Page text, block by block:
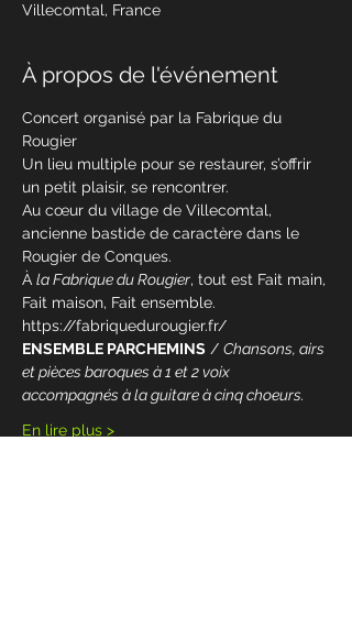
Villecomtal, France
À propos de l'événement
Concert organisé par la Fabrique du
Rougier
Un lieu multiple pour se restaurer, s’offrir
un petit plaisir, se rencontrer.
Au cœur du village de Villecomtal,
ancienne bastide de caractère dans le
Rougier de Conques.
À la Fabrique du Rougier, tout est Fait main,
Fait maison, Fait ensemble.
https://fabriquedurougier.fr/
ENSEMBLE PARCHEMINS / Chansons, airs
et pièces baroques à 1 et 2 voix
accompagnés à la guitare à cinq choeurs.
En lire plus >